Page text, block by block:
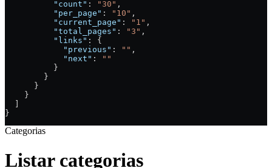
          "count"
: "30" ,
          "per_page"
: "10" ,
          "current_page"
: "1" ,
          "total_pages"
: "3" ,
          "links"
: {
            "previous"
: "" ,
            "next"
:
""
          }
        }
      }
    }
}
Categorias
Listar categorias